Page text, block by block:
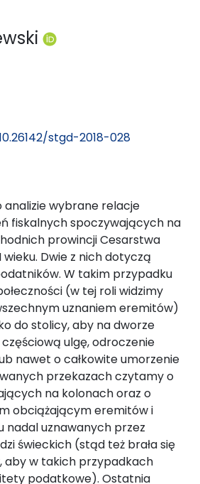
stgd-2018-028
wybrane relacje
fiskalnych spoczywających na
prowincji Cesarstwa
wieku. Dwie z nich dotyczą
W takim przypadku
(w tej roli widzimy
uznaniem eremitów)
do stolicy, aby na dworze
ulgę, odroczenie
nawet o całkowite umorzenie
przekazach czytamy o
na kolonach oraz o
obciążającym eremitów i
nadal uznawanych przez
świeckich (stąd też brała się
aby w takich przypadkach
podatkowe). Ostatnia